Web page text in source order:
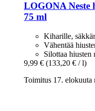
LOGONA Neste
75 ml
Kiharille,
Vähentää
Silottaa hiusten
9,99 € (133,20 € / l)
Toimitus 17. elokuuta